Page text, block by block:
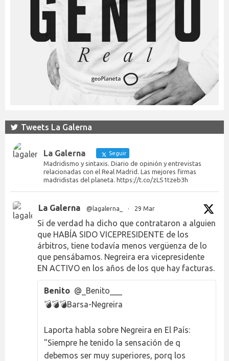
Tweets La Galerna
La Galerna Seguir
Madridismo y sintaxis. Diario de opinión y entrevistas
relacionadas con el Real Madrid. Las mejores firmas
madridistas del planeta. https://t.co/zLS1tzeb3h
La Galerna @lagalerna_ · 29 Mar
Si de verdad ha dicho que contrataron a alguien
que HABÍA SIDO VICEPRESIDENTE de los
árbitros, tiene todavía menos vergüenza de lo
que pensábamos. Negreira era vicepresidente
EN ACTIVO en los años de los que hay facturas.
Benito @_Benito___
💣💣💣Barsa-Negreira
Laporta habla sobre Negreira en El País:
"Siempre he tenido la sensación de q
debemos ser muy superiores, porq los